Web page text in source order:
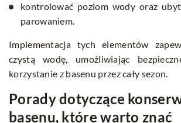
kontrolować poziom wody oraz
parowaniem.
Implementacja tych elementów
czystą wodę, umożliwiając
korzystanie z basenu przez cały sezon.
Porady dotyczące
basenu, które warto znać